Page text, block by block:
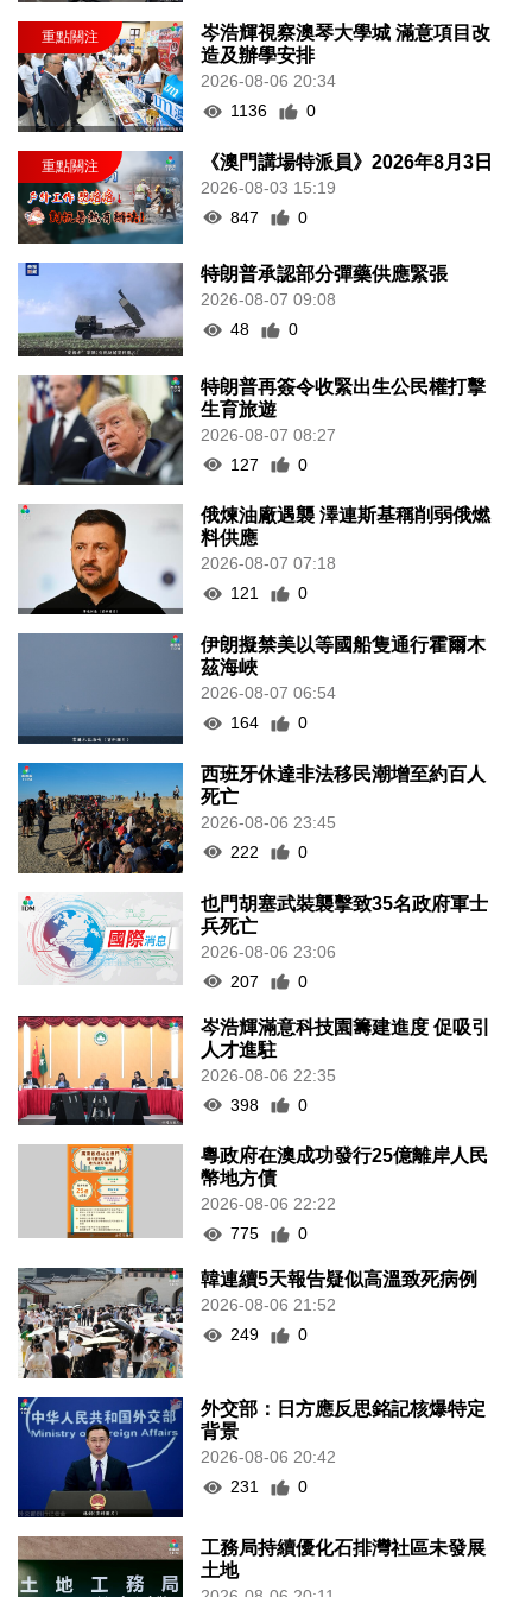
岑浩輝視察澳琴大學城 滿意項目改
造及辦學安排
2026-08-06 20:34
1136
0
《澳門講場特派員》2026年8月3日
2026-08-03 15:19
847
0
特朗普承認部分彈藥供應緊張
2026-08-07 09:08
48
0
特朗普再簽令收緊出生公民權打擊
生育旅遊
2026-08-07 08:27
127
0
俄煉油廠遇襲 澤連斯基稱削弱俄燃
料供應
2026-08-07 07:18
121
0
伊朗擬禁美以等國船隻通行霍爾木
茲海峽
2026-08-07 06:54
164
0
西班牙休達非法移民潮增至約百人
死亡
2026-08-06 23:45
222
0
也門胡塞武裝襲擊致35名政府軍士
兵死亡
2026-08-06 23:06
207
0
岑浩輝滿意科技園籌建進度 促吸引
人才進駐
2026-08-06 22:35
398
0
粵政府在澳成功發行25億離岸人民
幣地方債
2026-08-06 22:22
775
0
韓連續5天報告疑似高溫致死病例
2026-08-06 21:52
249
0
外交部：日方應反思銘記核爆特定
背景
2026-08-06 20:42
231
0
工務局持續優化石排灣社區未發展
土地